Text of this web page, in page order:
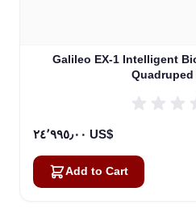
Galileo EX-1 Intelligent
٢٤٬٩٩٥٫٠٠ US$
Add to Cart